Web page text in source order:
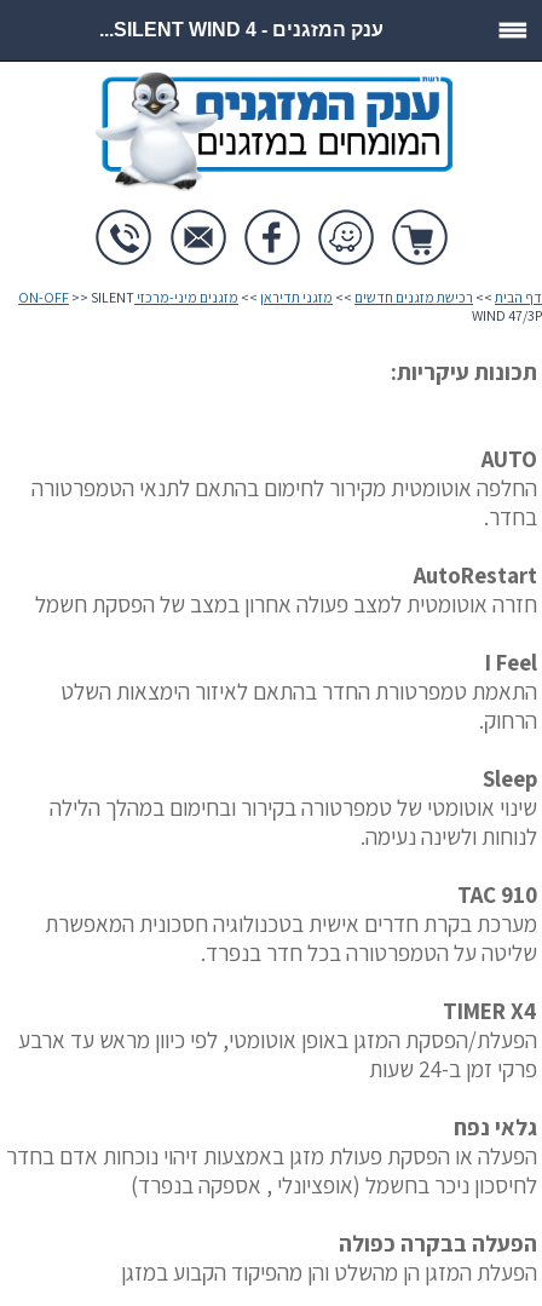
ענק המזגנים - SILENT WIND 4...
דף הבית >> רכישת מזגנים חדשים >> מזגני תדיראן >> מזגנים מיני-מרכזי ON-OFF >> SILENT
WIND 47/3P
תכונות עיקריות:
AUTO
החלפה אוטומטית מקירור לחימום בהתאם לתנאי הטמפרטורה
בחדר.
AutoRestart
חזרה אוטומטית למצב פעולה אחרון במצב של הפסקת חשמל
I Feel
התאמת טמפרטורת החדר בהתאם לאיזור הימצאות השלט
הרחוק.
Sleep
שינוי אוטומטי של טמפרטורה בקירור ובחימום במהלך הלילה
לנוחות ולשינה נעימה.
TAC 910
מערכת בקרת חדרים אישית בטכנולוגיה חסכונית המאפשרת
שליטה על הטמפרטורה בכל חדר בנפרד.
TIMER X4
הפעלת/הפסקת המזגן באופן אוטומטי, לפי כיוון מראש עד ארבע
פרקי זמן ב-24 שעות
גלאי נפח
הפעלה או הפסקת פעולת מזגן באמצעות זיהוי נוכחות אדם בחדר
לחיסכון ניכר בחשמל (אופציונלי , אספקה בנפרד)
הפעלה בבקרה כפולה
הפעלת המזגן הן מהשלט והן מהפיקוד הקבוע במזגן